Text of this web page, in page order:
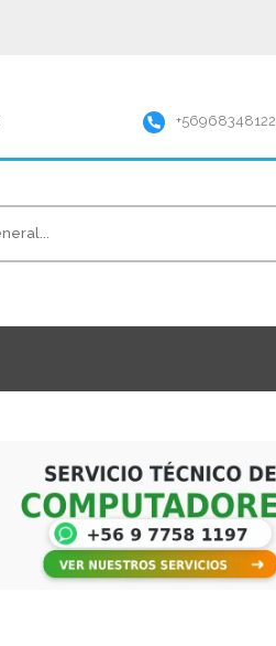
+56968348122